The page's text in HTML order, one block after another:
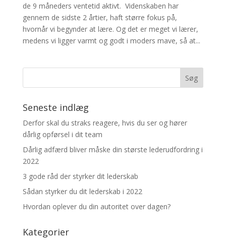
de 9 måneders ventetid aktivt. Videnskaben har
gennem de sidste 2 årtier, haft større fokus på,
hvornår vi begynder at lære. Og det er meget vi lærer,
medens vi ligger varmt og godt i moders mave, så at...
Seneste indlæg
Derfor skal du straks reagere, hvis du ser og hører
dårlig opførsel i dit team
Dårlig adfærd bliver måske din største lederudfordring i
2022
3 gode råd der styrker dit lederskab
Sådan styrker du dit lederskab i 2022
Hvordan oplever du din autoritet over dagen?
Kategorier